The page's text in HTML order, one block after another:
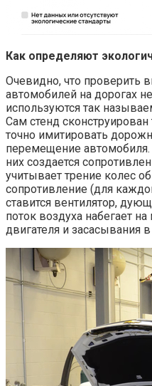
Как определяют
Очевидно, что проверить
автомобилей на дорогах
используются так
Сам стенд
точно имитировать
перемещение автомобиля.
них создается
учитывает трение колес
сопротивление (для
ставится вентилятор,
поток воздуха набегает
двигателя и засасывания